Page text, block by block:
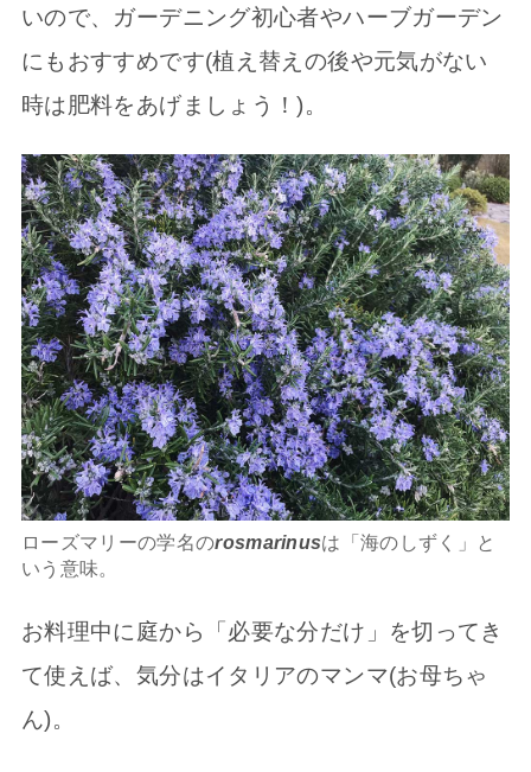
いので、ガーデニング初心者やハーブガーデン
にもおすすめです(植え替えの後や元気がない
時は肥料をあげましょう！)。
ローズマリーの学名のrosmarinusは「海のしずく」と
いう意味。
お料理中に庭から「必要な分だけ」を切ってき
て使えば、気分はイタリアのマンマ(お母ちゃ
ん)。